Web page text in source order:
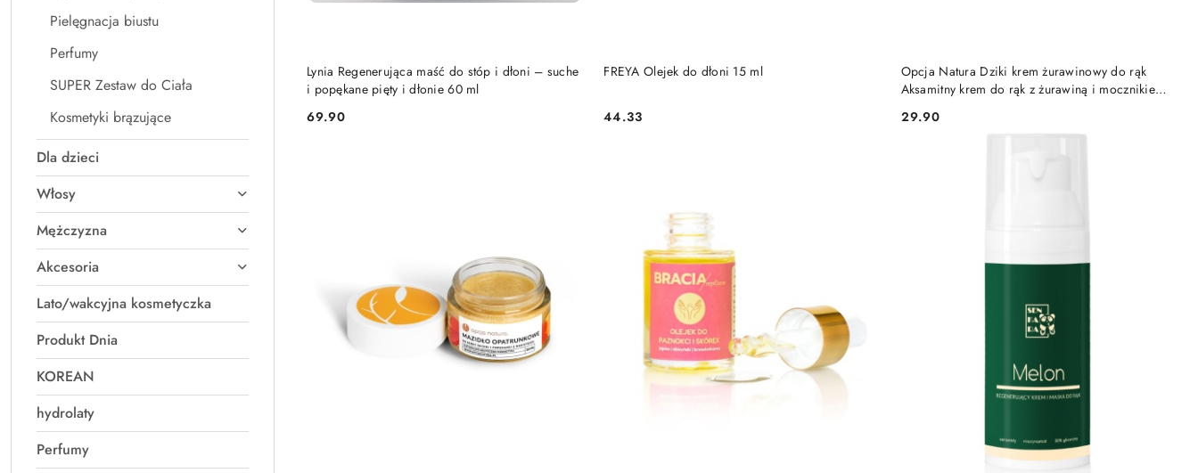
Pielęgnacja biustu
Perfumy
SUPER Zestaw do Ciała
Kosmetyki brązujące
Dla dzieci
Włosy
Mężczyzna
Akcesoria
Lato/wakcyjna kosmetyczka
Produkt Dnia
KOREAN
hydrolaty
Perfumy
Lynia Regenerująca maść do stóp i dłoni – suche
i popękane pięty i dłonie 60 ml
Cena:
69.90
DO KOSZYKA FREYA Olejek do dłoni 15 ml
Cena:
44.33
DO KOSZYKA
Opcja Natura Dziki krem żurawinowy do rąk
Aksamitny krem do rąk z żurawiną i mocznikiem
Cena:
29.90
DO KOSZYKA